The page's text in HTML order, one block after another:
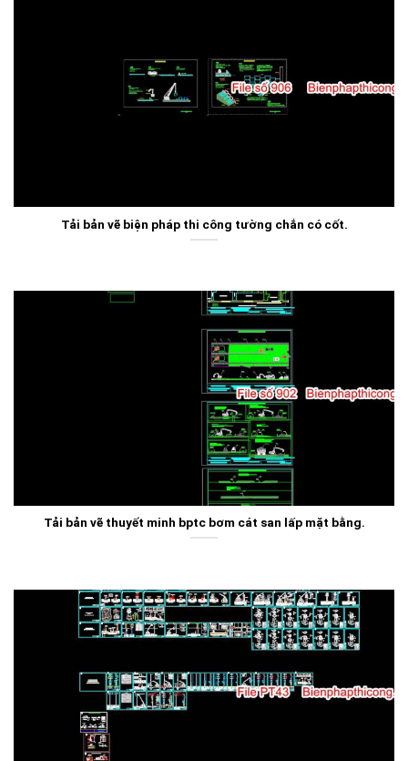
Tải bản vẽ biện pháp thi công tường chắn có cốt.
Tải bản vẽ thuyết minh bptc bơm cát san lấp mặt bằng.